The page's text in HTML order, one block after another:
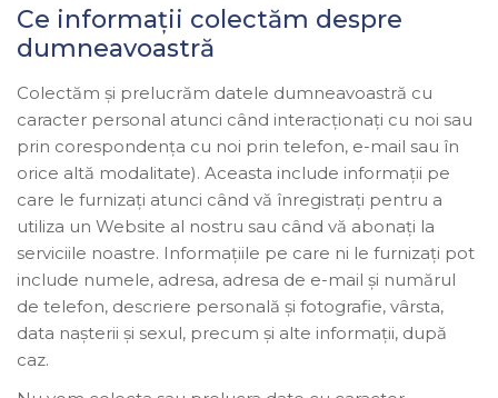
Ce informații colectăm despre
dumneavoastră
Colectăm și prelucrăm datele dumneavoastră cu
caracter personal atunci când interacționați cu noi sau
prin corespondența cu noi prin telefon, e-mail sau în
orice altă modalitate). Aceasta include informații pe
care le furnizați atunci când vă înregistrați pentru a
utiliza un Website al nostru sau când vă abonați la
serviciile noastre. Informațiile pe care ni le furnizați pot
include numele, adresa, adresa de e-mail și numărul
de telefon, descriere personală și fotografie, vârsta,
data nașterii și sexul, precum și alte informații, după
caz.